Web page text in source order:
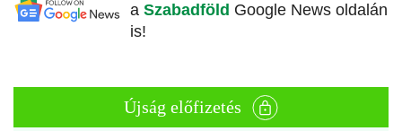
a Szabadföld Google News oldalán
is!
Újság előfizetés